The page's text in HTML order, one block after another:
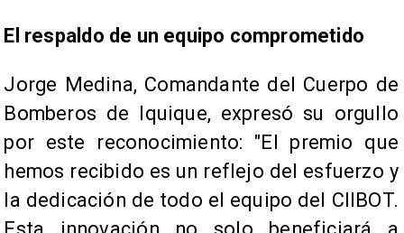
El respaldo de un equipo comprometido
Jorge Medina, Comandante del Cuerpo de
Bomberos de Iquique, expresó su orgullo
por este reconocimiento: "El premio que
hemos recibido es un reflejo del esfuerzo y
la dedicación de todo el equipo del CIIBOT.